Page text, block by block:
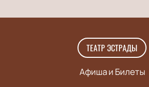
ТЕАТР ЭСТРАДЫ
Афиша и Билеты